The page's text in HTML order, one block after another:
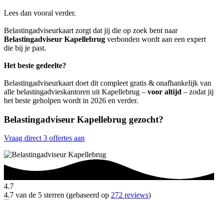
Lees dan vooral verder.
Belastingadviseurkaart zorgt dat jij die op zoek bent naar
Belastingadviseur Kapellebrug verbonden wordt aan een expert
die bij je past.
Het beste gedeelte?
Belastingadviseurkaart doet dit compleet gratis & onafhankelijk van
alle belastingadvieskantoren uit Kapellebrug – voor altijd – zodat jij
het beste geholpen wordt in 2026 en verder.
Belastingadviseur Kapellebrug gezocht?
Vraag direct 3 offertes aan
4.7
4.7 van de 5 sterren (gebaseerd op 272 reviews)